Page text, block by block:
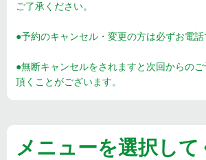
ご了承ください。
●予約のキャンセル・変更の方は必ずお電話
●無断キャンセルをされますと次回からの
頂くことがございます。
メニューを選択して